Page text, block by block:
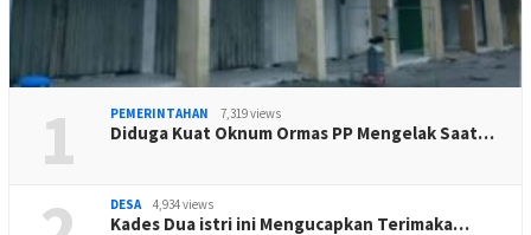
1 PEMERINTAHAN 7,319 views
Diduga Kuat Oknum Ormas PP Mengelak Saat…
DESA 4,934 views
Kades Dua istri ini Mengucapkan Terimaka…